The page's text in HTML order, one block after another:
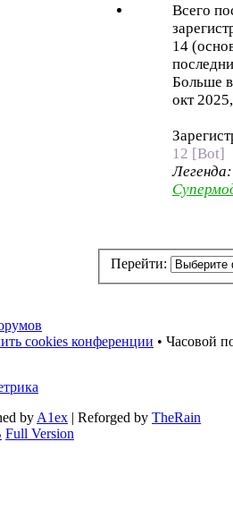
Всего
14
Больше
окт
12 [Bot]
Перейти:
cookies конференции • Часовой
by A1ex | Reforged by TheRain
Full Version